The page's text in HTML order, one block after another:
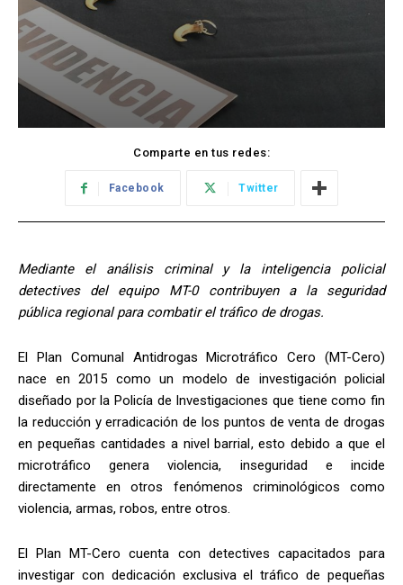
Comparte en tus redes:
Facebook Twitter
Mediante el análisis criminal y la inteligencia policial
detectives del equipo MT-0 contribuyen a la seguridad
pública regional para combatir el tráfico de drogas.
El Plan Comunal Antidrogas Microtráfico Cero (MT-Cero)
nace en 2015 como un modelo de investigación policial
diseñado por la Policía de Investigaciones que tiene como fin
la reducción y erradicación de los puntos de venta de drogas
en pequeñas cantidades a nivel barrial, esto debido a que el
microtráfico genera violencia, inseguridad e incide
directamente en otros fenómenos criminológicos como
violencia, armas, robos, entre otros.
El Plan MT-Cero cuenta con detectives capacitados para
investigar con dedicación exclusiva el tráfico de pequeñas